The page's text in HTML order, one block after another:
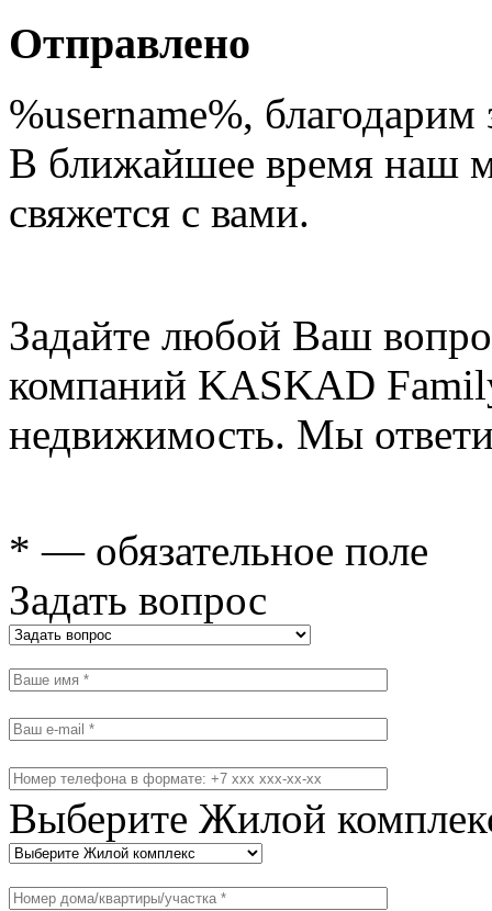
Отправлено
%username%, благодарим
В ближайшее время наш
свяжется с вами.
Задайте любой Ваш
компаний KASKAD
недвижимость. Мы
* — обязательное поле
Задать вопрос
Выберите Жилой